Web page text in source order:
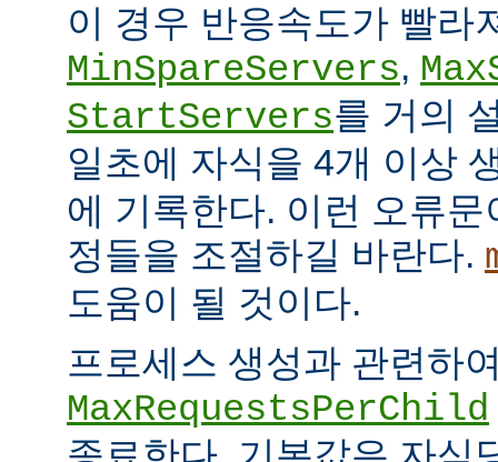
이 경우 반응속도가 빨라
MinSpareServers,
StartServers를 거의
일초에 자식을 4개 이상
에 기록한다. 이런 오류
정들을 조절하길 바란다.
도움이 될 것이다.
프로세스 생성과 관련하
MaxRequestsPerChild